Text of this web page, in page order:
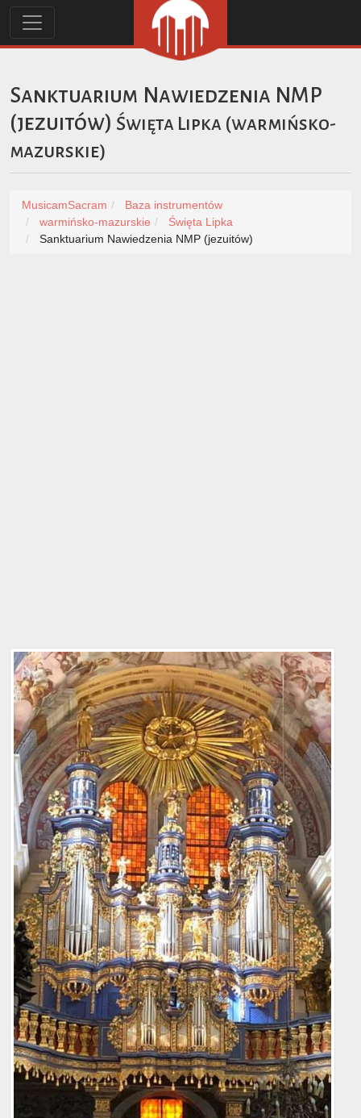
Sanktuarium Nawiedzenia NMP
(jezuitów) Święta Lipka (warmińsko-
mazurskie)
MusicamSacram
Baza instrumentów
warmińsko-mazurskie
Święta Lipka
Sanktuarium Nawiedzenia NMP (jezuitów)